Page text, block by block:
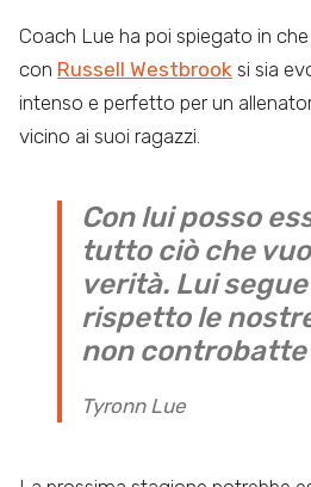
Coach Lue ha poi spiegato in
con Russell Westbrook si sia
intenso e perfetto per un
vicino ai suoi ragazzi.
Con lui posso
tutto ciò che
verità. Lui
rispetto le
non controbatte
Tyronn Lue